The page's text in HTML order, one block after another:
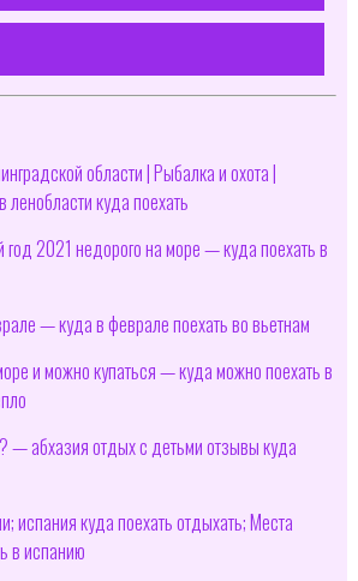
области | Рыбалка и охота |
куда поехать
год 2021 недорого на море — куда поехать в
— куда в феврале поехать во вьетнам
и можно купаться — куда можно поехать в
— абхазия отдых с детьми отзывы куда
испания куда поехать отдыхать; Места
в испанию